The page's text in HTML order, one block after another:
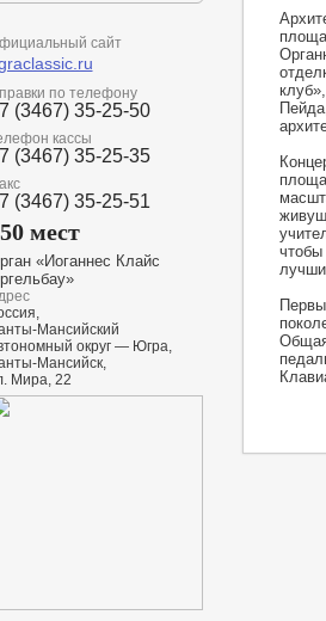
сайт
по телефону
(3467) 35-25-50
кассы
(3467) 35-25-35
(3467) 35-25-51
мест
«Иоганнес Клайс
Мансийский
округ — Югра,
Мансийск,
Мира, 22
чтобы